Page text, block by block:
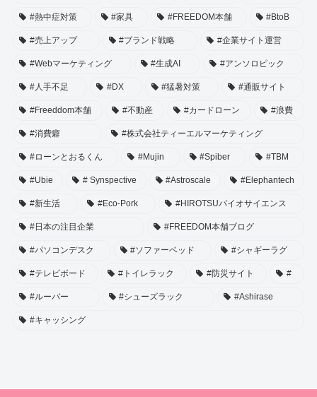
#熱中症対策 #家具 #FREEDOM本舗 #BtoB
#売上アップ #ブランド戦略 #企業サイト運営
#Webマーケティング #生成AI #アンソロピック
#人手不足 #DX #猛暑対策 #通販サイト
#Freeddom本舗 #不動産 #カードローン #浪費
#消費癖 #株式会社ティーエルマーケティング
#ローンとおるくん #Mujin #Spiber #TBM
#Ubie # Synspective #Astroscale #Elephantech
#新生活 #Eco-Pork #HIROTSUバイオサイエンス
#日本の注目企業 #FREEDOM本舗ブログ
#パソコンデスク #ソファーベッド #シャギーラグ
#テレビボード #トイレラック #防災サイト #
#ルーバー #シューズラック #Ashirase
#キャッシング